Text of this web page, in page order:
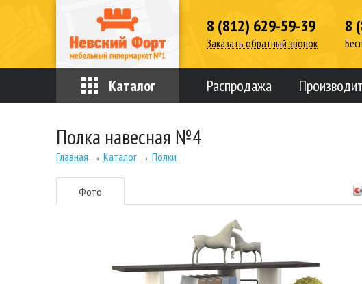
8 (812) 629-59-39
Заказать обратный звонок
8
Каталог Распродажа
Полка навесная №4
Главная → Каталог → Полки
Фото